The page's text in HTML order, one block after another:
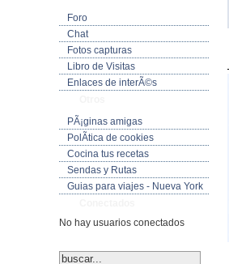
Foro
Chat
Fotos capturas
Libro de Visitas
Enlaces de interÃ©s
PÃ¡ginas amigas
PolÃ­tica de cookies
Cocina tus recetas
Sendas y Rutas
Guias para viajes - Nueva York
No hay usuarios conectados